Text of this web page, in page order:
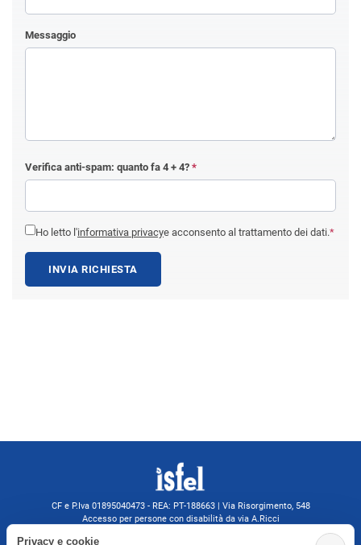
Messaggio
Verifica anti-spam: quanto fa 4 + 4? *
Ho letto l'informativa privacye acconsento al trattamento dei dati.*
INVIA RICHIESTA
CF e P.Iva 01895040473 - REA: PT-188663 | Via Risorgimento, 548
Accesso per persone con disabilità da via A.Ricci
Privacy e cookie